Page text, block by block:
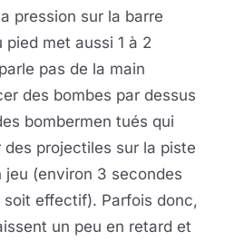
pression sur la barre
met aussi 1 à 2
pas de la main
des bombes par dessus
bombermen tués qui
projectiles sur la piste
jeu (environ 3 secondes
effectif). Parfois donc,
un peu en retard et